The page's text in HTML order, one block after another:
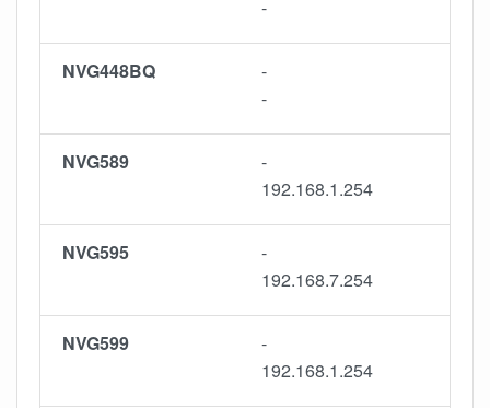
-
NVG448BQ
-
-
NVG589
-
192.168.1.254
NVG595
-
192.168.7.254
NVG599
-
192.168.1.254